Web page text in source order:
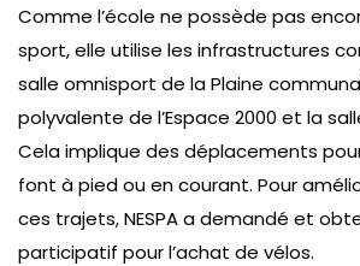
Comme l’école ne possède pas
sport, elle utilise les infrastructures
salle omnisport de la Plaine
polyvalente de l’Espace 2000 et la
Cela implique des déplacements
font à pied ou en courant. Pour
ces trajets, NESPA a demandé et
participatif pour l’achat de vélos.